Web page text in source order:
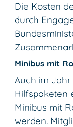
Die Kosten
durch
Minibus mit
Auch im Jahr
Hilfspaketen
Minibus mit
werden.